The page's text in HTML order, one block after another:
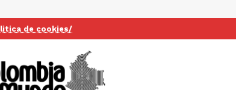
de cookies/